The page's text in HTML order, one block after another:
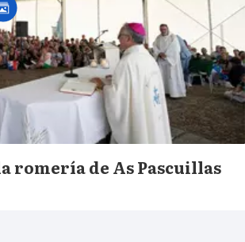
romería de As Pascuillas